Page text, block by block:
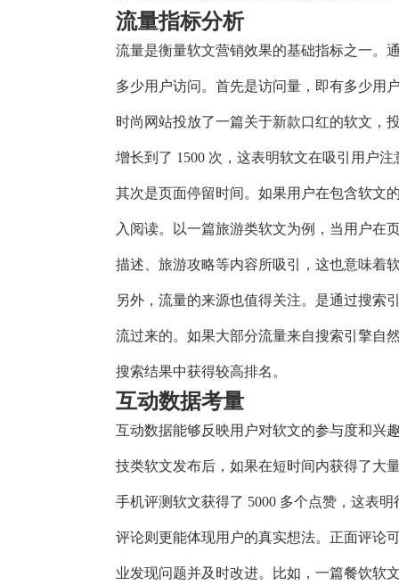
流量指标分析
流量是衡量软文营销效果的基础指标之一。
多少用户访问。首先是访问量，即有多少用
时尚网站投放了一篇关于新款口红的软文，
增长到了 1500 次，这表明软文在吸引用户
其次是页面停留时间。如果用户在包含软文
入阅读。以一篇旅游类软文为例，当用户在
描述、旅游攻略等内容所吸引，这也意味着
另外，流量的来源也值得关注。是通过搜索
流过来的。如果大部分流量来自搜索引擎自
搜索结果中获得较高排名。
互动数据考量
互动数据能够反映用户对软文的参与度和兴
技类软文发布后，如果在短时间内获得了大
手机评测软文获得了 5000 多个点赞，这表
评论则更能体现用户的真实想法。正面评论
业发现问题并及时改进。比如，一篇餐饮软